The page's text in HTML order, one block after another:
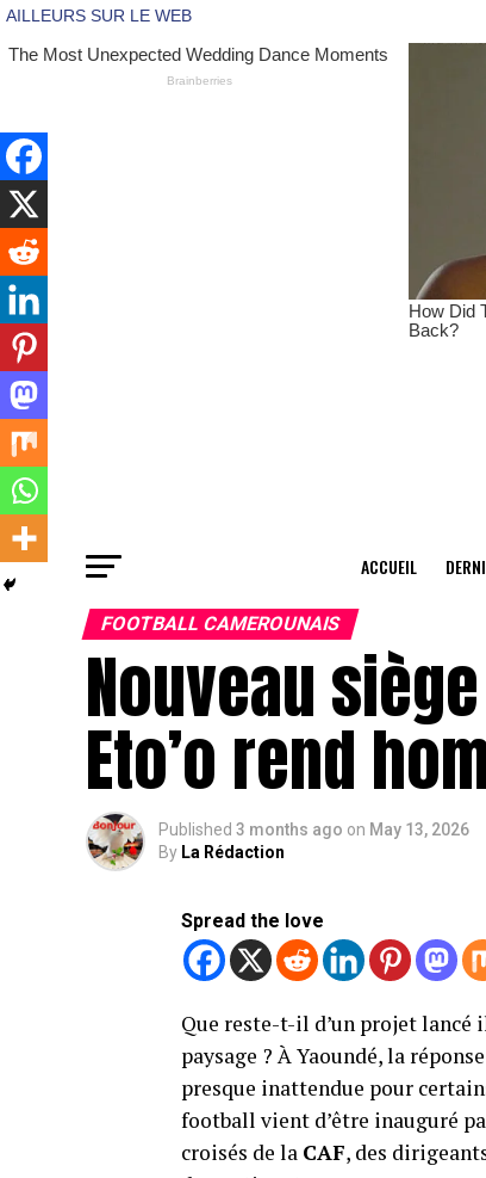
ACCUEIL
FOOTBALL CAMEROUNAIS
Nouveau
Eto’o rend
Published 3 months ago on May 13, 2026
By La Rédaction
Spread the love
Que reste-t-il d’un projet
paysage ? À Yaoundé, la
presque inattendue pour
football vient d’être inauguré
croisés de la CAF, des